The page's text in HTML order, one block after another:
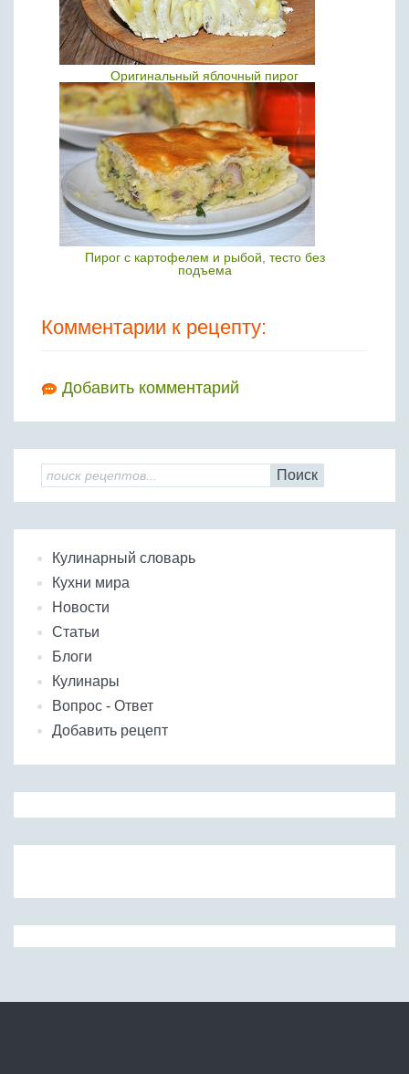
Оригинальный яблочный пирог
Пирог с картофелем и рыбой, тесто без
подъема
Комментарии к рецепту:
Добавить комментарий
Поиск
Кулинарный словарь
Кухни мира
Новости
Статьи
Блоги
Кулинары
Вопрос - Ответ
Добавить рецепт